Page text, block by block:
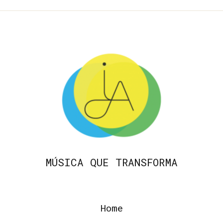
MÚSICA QUE TRANSFORMA
Home